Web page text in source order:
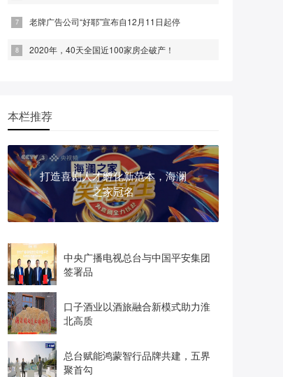
老牌广告公司“好耶”宣布自12月11日起停
2020年，40天全国近100家房企破产！
本栏推荐
打造喜剧人才孵化新范本，海澜
之家冠名
中央广播电视总台与中国平安集团
签署品
口子酒业以酒旅融合新模式助力淮
北高质
总台赋能鸿蒙智行品牌共建，五界
聚首勾